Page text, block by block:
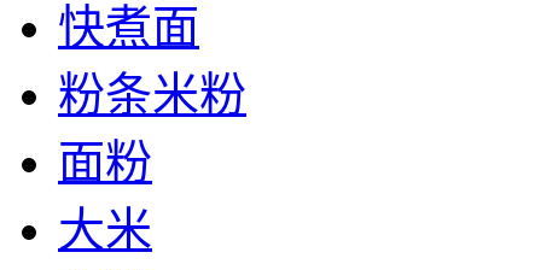
快煮面
粉条米粉
面粉
大米